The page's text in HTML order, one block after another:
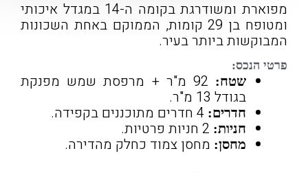
מפוארת ומשודרגת בקומה ה-14 במגדל איכותי
ומטופח בן 29 קומות, הממוקם באחת השכונות
המבוקשות ביותר בעיר.
פרטי הנכס:
שטח: 92 מ"ר + מרפסת שמש מפנקת
בגודל 13 מ"ר.
חדרים:
חניות:
מחסן: מחסן צמוד כחלק מהדירה.